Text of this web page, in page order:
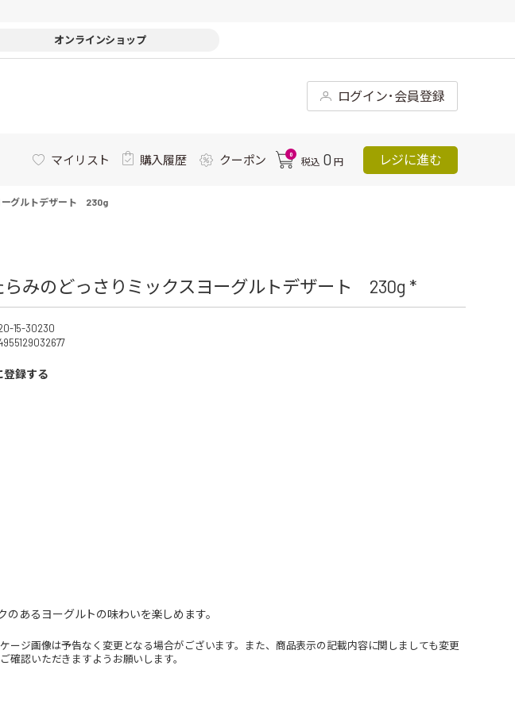
オンラインショップ
ログイン･会員登録
マイリスト 購入履歴 クーポン 0
税込 0 円 レジに進む
グルトデザート 230g
みのどっさりミックスヨーグルトデザート 230g *
15-30230
登録する
あるヨーグルトの味わいを楽しめます。
ジ画像は予告なく変更となる場合がございます。また、商品表示の記載内容に関しましても変更
確認いただきますようお願いします。